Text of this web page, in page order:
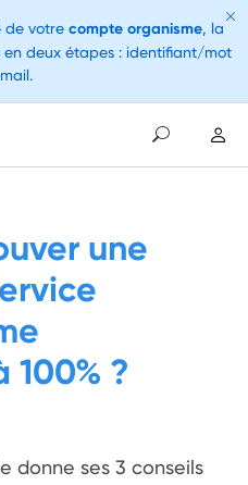
une
100% ?
donne ses 3 conseils
de votre compte organisme, la
en deux étapes : identifiant/mot